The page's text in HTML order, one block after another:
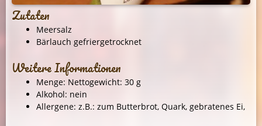
Zutaten
Meersalz
Bärlauch gefriergetrocknet
Weitere Informationen
Menge: Nettogewicht: 30 g
Alkohol: nein
Allergene: z.B.: zum Butterbrot, Quark, gebratenes Ei,